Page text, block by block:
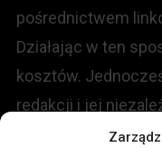
pośrednictwem
Działając w ten
kosztów.
redakcji i jej